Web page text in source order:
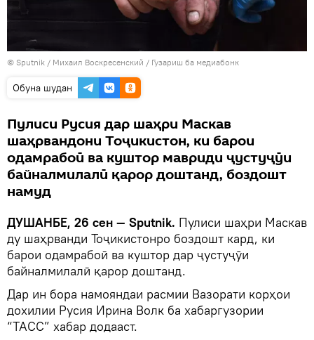
© Sputnik / Михаил Воскресенский / Гузариш ба медиабонк
Обуна шудан
Пулиси Русия дар шаҳри Маскав
шаҳрвандони Тоҷикистон, ки барои
одамрабоӣ ва куштор мавриди ҷустуҷӯи
байналмилалӣ қарор доштанд, боздошт
намуд
ДУШАНБЕ, 26 сен — Sputnik. Пулиси шаҳри Маскав
ду шаҳрванди Тоҷикистонро боздошт кард, ки
барои одамрабоӣ ва куштор дар ҷустуҷӯи
байналмилалӣ қарор доштанд.
Дар ин бора намояндаи расмии Вазорати корҳои
дохилии Русия Ирина Волк ба хабаргузории
“ТАСС” хабар додааст.